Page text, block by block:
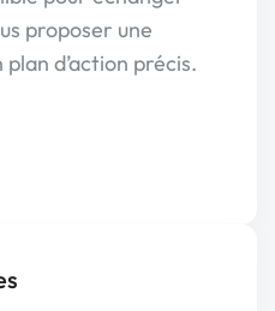
proposer une
d’action précis.